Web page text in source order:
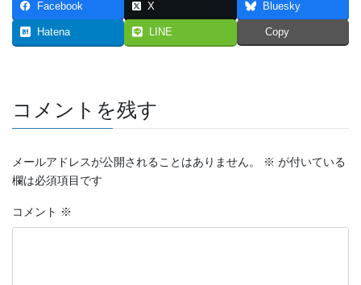
Facebook X Bluesky
Hatena LINE Copy
コメントを残す
メールアドレスが公開されることはありません。 ※ が付いている
欄は必須項目です
コメント ※
2023年7月
2023年4月
2023年3月
2023年1月